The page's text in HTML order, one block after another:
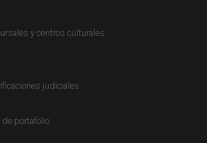
y centros culturales
judiciales
portafolio